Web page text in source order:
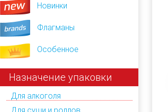
Новинки
Флагманы
Особенное
Назначение упаковки
Для алкоголя